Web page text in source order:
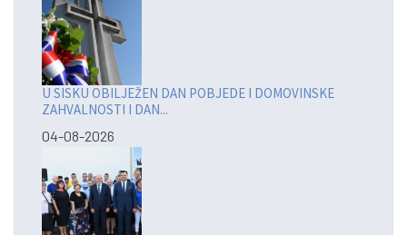
U SISKU OBILJEŽEN DAN POBJEDE I DOMOVINSKE
ZAHVALNOSTI I DAN...
04-08-2026